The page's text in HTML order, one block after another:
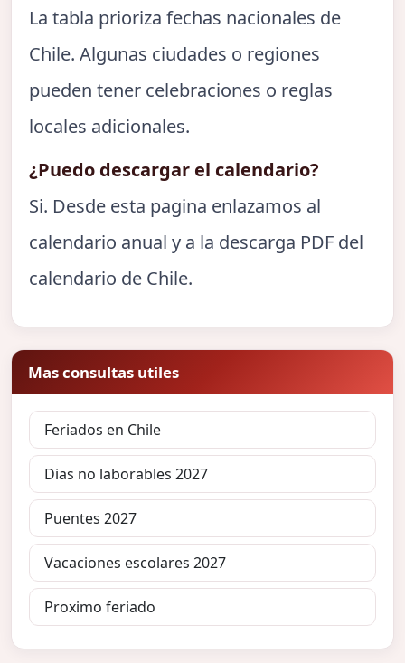
La tabla prioriza fechas nacionales de
Chile. Algunas ciudades o regiones
pueden tener celebraciones o reglas
locales adicionales.
¿Puedo descargar el calendario?
Si. Desde esta pagina enlazamos al
calendario anual y a la descarga PDF del
calendario de Chile.
Mas consultas utiles
Feriados en Chile
Dias no laborables 2027
Puentes 2027
Vacaciones escolares 2027
Proximo feriado